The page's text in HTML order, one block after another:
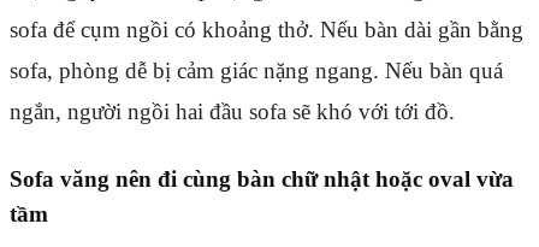
sofa để cụm ngồi có khoảng thở. Nếu bàn dài gần bằng
sofa, phòng dễ bị cảm giác nặng ngang. Nếu bàn quá
ngắn, người ngồi hai đầu sofa sẽ khó với tới đồ.
Sofa văng nên đi cùng bàn chữ nhật hoặc oval vừa
tầm